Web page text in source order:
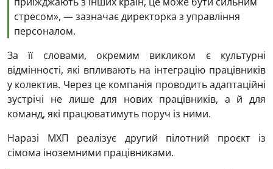
стресом», — зазначає директорка з управління
персоналом.
За її словами, окремим викликом є культурні
відмінності, які впливають на інтеграцію працівників
у колектив. Через це компанія проводить адаптаційні
зустрічі не лише для нових працівників, а й для
команд, які працюватимуть поруч із ними.
Наразі МХП реалізує другий пілотний проєкт із
сімома іноземними працівниками.